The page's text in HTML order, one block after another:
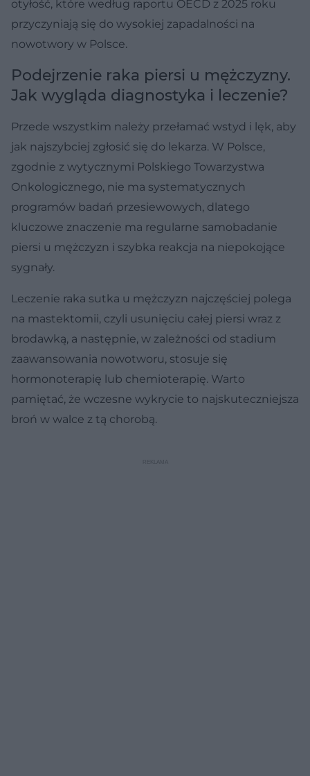
otyłość, które według raportu OECD z 2025 roku
przyczyniają się do wysokiej zapadalności na
nowotwory w Polsce.
Podejrzenie raka piersi u mężczyzny.
Jak wygląda diagnostyka i leczenie?
Przede wszystkim należy przełamać wstyd i lęk, aby
jak najszybciej zgłosić się do lekarza. W Polsce,
zgodnie z wytycznymi Polskiego Towarzystwa
Onkologicznego, nie ma systematycznych
programów badań przesiewowych, dlatego
kluczowe znaczenie ma regularne samobadanie
piersi u mężczyzn i szybka reakcja na niepokojące
sygnały.
Leczenie raka sutka u mężczyzn najczęściej polega
na mastektomii, czyli usunięciu całej piersi wraz z
brodawką, a następnie, w zależności od stadium
zaawansowania nowotworu, stosuje się
hormonoterapię lub chemioterapię. Warto
pamiętać, że wczesne wykrycie to najskuteczniejsza
broń w walce z tą chorobą.